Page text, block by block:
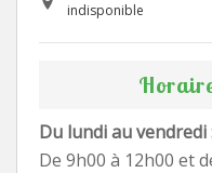
indisponible
Du lundi au vendredi
De 9h00 à 12h00 et